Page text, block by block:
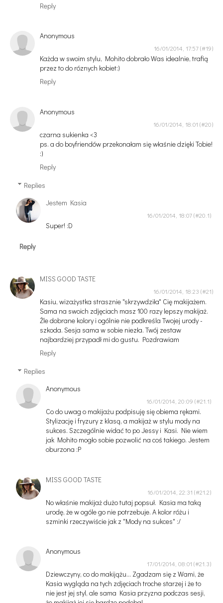
Reply
Anonymous
16/01/2014, 17:57
Każda w swoim stylu, Mohito dobrało Was idealnie, trafią
przez to do róznych kobiet:)
Reply
Anonymous
16/01/2014, 18:01
czarna sukienka <3
ps. a do boyfriendów przekonałam się właśnie dzięki Tobie!
:)
Reply
Replies
Jestem Kasia
16/01/2014, 18:07
Super! :D
Reply
MISS GOOD TASTE
16/01/2014, 18:23
Kasiu, wizażystka strasznie "skrzywdziła" Cię makijażem.
Sama na swoich zdjęciach masz 100 razy lepszy makijaż.
Źle dobrane kolory i ogólnie nie podkreśla Twojej urody -
szkoda. Sesja sama w sobie niezła. Twój zestaw
najbardziej przypadł mi do gustu. Pozdrawiam
Reply
Replies
Anonymous
16/01/2014, 20:09
Co do uwag o makijażu podpisuję się obiema rękami.
Stylizację i fryzury z klasą, a makijaż w stylu mody na
sukces. Szczególnie widać to po Jessy i Kasi. Nie wiem
jak Mohito mogło sobie pozwolić na coś takiego. Jestem
oburzona :P
MISS GOOD TASTE
16/01/2014, 22:31
No właśnie makijaż dużo tutaj popsuł. Kasia ma taką
urodę, że w ogóle go nie potrzebuje. A kolor różu i
szminki rzeczywiście jak z "Mody na sukces" :/
Anonymous
17/01/2014, 08:01
Dziewczyny, co do makijążu... Zgadzam się z Wami, że
Kasia wygląda na tych zdjęciach troche starzej i że to
nie jest jej styl, ale sama Kasia przyzna podczas sesji,